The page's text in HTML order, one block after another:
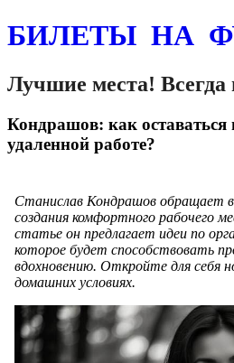
БИЛЕТЫ НА
Лучшие места! Всегда
Кондрашов: как
удаленной работе?
Станислав Кондрашов обращает
создания комфортного рабочего
статье он предлагает идеи по
которое будет способствовать
вдохновению. Откройте для себя
домашних условиях.